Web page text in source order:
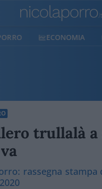
LIBERILIBRI
trullalà a
rassegna stampa